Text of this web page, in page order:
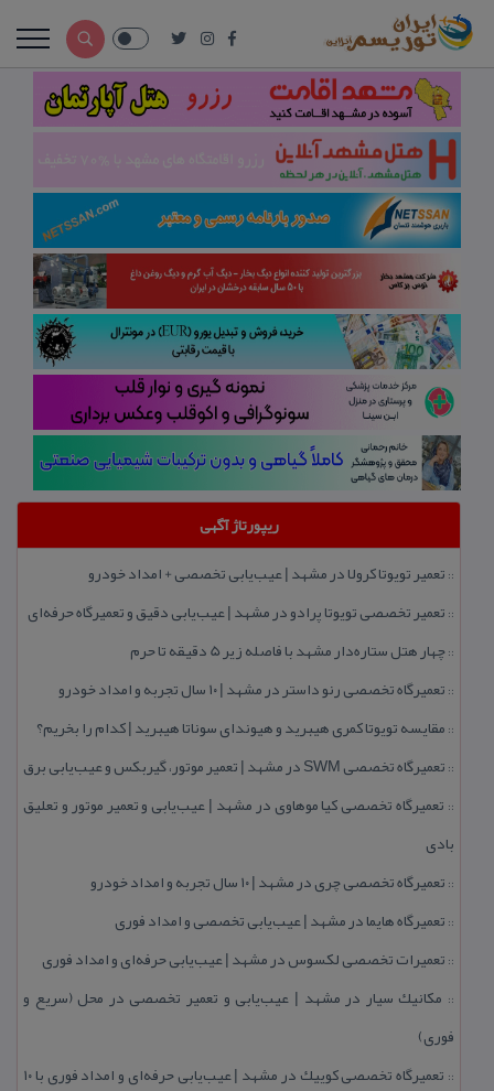
ریپورتاژ آگهی
:: تعمیر تویوتا كرولا در مشهد | عیب‌یابی تخصصی + امداد خودرو
:: تعمیر تخصصی تویوتا پرادو در مشهد | عیب‌یابی دقیق و تعمیرگاه حرفه‌ای
::چهار هتل‌ ستاره‌دار مشهد با فاصله زیر 5 دقیقه تا حرم
:: تعمیرگاه تخصصی رنو داستر در مشهد | ۱۰ سال تجربه و امداد خودرو
:: مقایسه تویوتا كمری هیبرید و هیوندای سوناتا هیبرید | كدام را بخریم؟
:: تعمیرگاه تخصصی SWM در مشهد | تعمیر موتور، گیربكس و عیب‌یابی برق
:: تعمیرگاه تخصصی كیا موهاوی در مشهد | عیب‌یابی و تعمیر موتور و تعلیق
بادی
:: تعمیرگاه تخصصی چری در مشهد | ۱۰ سال تجربه و امداد خودرو
:: تعمیرگاه هایما در مشهد | عیب‌یابی تخصصی و امداد فوری
:: تعمیرات تخصصی لكسوس در مشهد | عیب‌یابی حرفه‌ای و امداد فوری
:: مكانیك سیار در مشهد | عیب‌یابی و تعمیر تخصصی در محل (سریع و
فوری)
::
تعمیرگاه تخصصی كوییك در مشهد | عیب‌یابی حرفه‌ای و امداد فوری با ۱۰